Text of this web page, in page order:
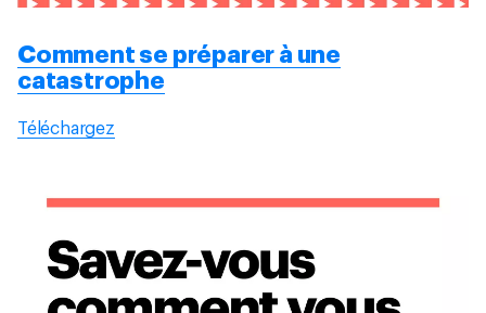
Comment se préparer à une
catastrophe
Téléchargez